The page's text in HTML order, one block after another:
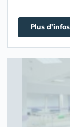
Plus d'infos